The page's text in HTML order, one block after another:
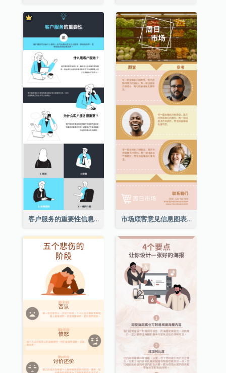
客户服务的重要性信息图表 市场顾客意见信息图表